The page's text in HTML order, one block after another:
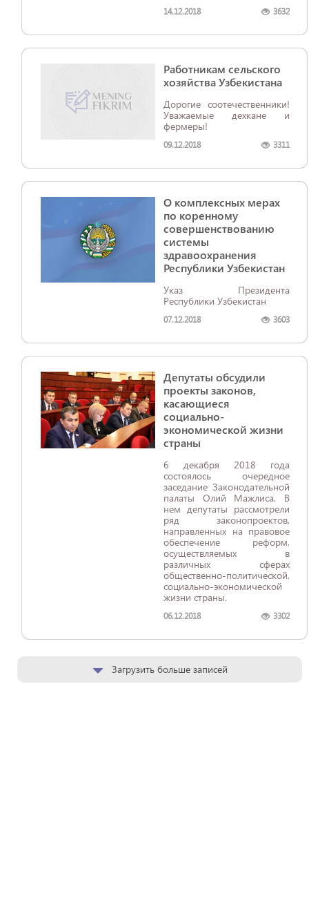
массовой информации.
14.12.2018 3632
Работникам сельского
хозяйства Узбекистана
Дорогие соотечественники!
Уважаемые дехкане и
фермеры!
09.12.2018 3311
О комплексных мерах
по коренному
совершенствованию
системы
здравоохранения
Республики Узбекистан
Указ Президента
Республики Узбекистан
07.12.2018 3603
Депутаты обсудили
проекты законов,
касающиеся
социально-
экономической жизни
страны
6 декабря 2018 года
состоялось очередное
заседание Законодательной
палаты Олий Мажлиса. В
нем депутаты рассмотрели
ряд законопроектов,
направленных на правовое
обеспечение реформ,
осуществляемых в
различных сферах
общественно-политической,
социально-экономической
жизни страны.
06.12.2018 3302
Загрузить больше записей